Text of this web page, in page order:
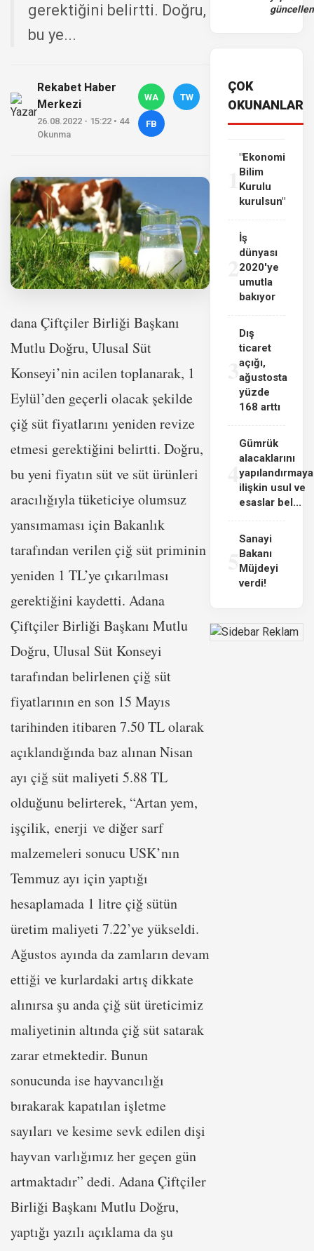
gerektiğini belirtti. Doğru,
bu ye...
Rekabet Haber
Merkezi
26.08.2022 - 15:22 • 44
Okunma
WA TW
FB
dana Çiftçiler Birliği Başkanı
Mutlu Doğru, Ulusal Süt
Konseyi’nin acilen toplanarak, 1
Eylül’den geçerli olacak şekilde
çiğ süt fiyatlarını yeniden revize
etmesi gerektiğini belirtti. Doğru,
bu yeni fiyatın süt ve süt ürünleri
aracılığıyla tüketiciye olumsuz
yansımaması için Bakanlık
tarafından verilen çiğ süt priminin
yeniden 1 TL’ye çıkarılması
gerektiğini kaydetti. Adana
Çiftçiler Birliği Başkanı Mutlu
Doğru, Ulusal Süt Konseyi
tarafından belirlenen çiğ süt
fiyatlarının en son 15 Mayıs
tarihinden itibaren 7.50 TL olarak
açıklandığında baz alınan Nisan
ayı çiğ süt maliyeti 5.88 TL
olduğunu belirterek, “Artan yem,
işçilik, enerji ve diğer sarf
malzemeleri sonucu USK’nın
Temmuz ayı için yaptığı
hesaplamada 1 litre çiğ sütün
üretim maliyeti 7.22’ye yükseldi.
Ağustos ayında da zamların devam
ettiği ve kurlardaki artış dikkate
alınırsa şu anda çiğ süt üreticimiz
maliyetinin altında çiğ süt satarak
zarar etmektedir. Bunun
sonucunda ise hayvancılığı
bırakarak kapatılan işletme
sayıları ve kesime sevk edilen dişi
hayvan varlığımız her geçen gün
artmaktadır” dedi. Adana Çiftçiler
Birliği Başkanı Mutlu Doğru,
yaptığı yazılı açıklama da şu
ÇOK
OKUNANLAR
"Ekonomi
Bilim
Kurulu
kurulsun"
İş
dünyası
2020'ye
umutla
bakıyor
3
Dış
ticaret
açığı,
ağustosta
yüzde
168 arttı
4
Gümrük
alacaklarını
yapılandırmaya
ilişkin usul ve
esaslar bel...
Sanayi
Bakanı
Müjdeyi
verdi!